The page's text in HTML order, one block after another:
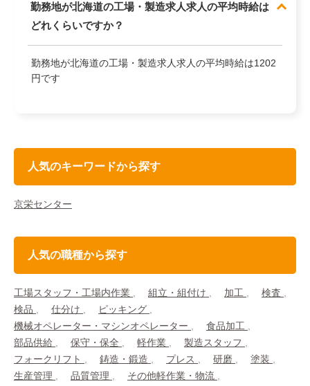
勤務地が北海道の工場・製造求人求人の平均時給は
どれくらいですか？
勤務地が北海道の工場・製造求人求人の平均時給は1202
円です
人気のキーワードから探す
京栄センター
人気の職種から探す
工場スタッフ・工場内作業 組立・組付け 加工
検査
検品
仕分け
ピッキング
機械オペレーター・マシンオペレーター
食品加工
部品供給
保守・保全 軽作業
製造スタッフ
フォークリフト
鋳造・鍛造 プレス 研磨
塗装
生産管理
品質管理
その他軽作業・物流